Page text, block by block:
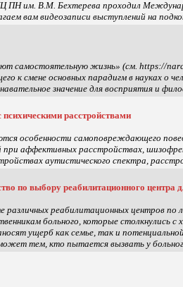
им. В.М. Бехтерева проходил
вам видеозаписи выступлений на
самостоятельную жизнь» (см. https://
к смене основных парадигм в науках о
значение для восприятия и
расстройствами
особенности самоповреждающего
аффективных расстройствах,
аутистического спектра,
по выбору реабилитационного центра
реабилитационных центров по
больного, которые столкнулись
ущерб как семье, так и
тем, кто пытается вызвать у